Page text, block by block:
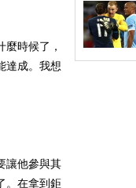
時候了，
達成。我想
讓他參與其
。在拿到鉅